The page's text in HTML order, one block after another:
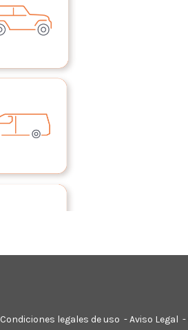
Condiciones legales de uso -Aviso Legal -